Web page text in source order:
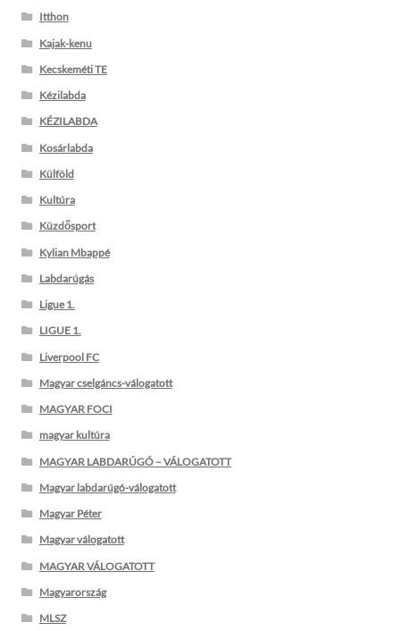
Itthon
Kajak-kenu
Kecskeméti TE
Kézilabda
KÉZILABDA
Kosárlabda
Külföld
Kultúra
Küzdősport
Kylian Mbappé
Labdarúgás
Ligue 1.
LIGUE 1.
Liverpool FC
Magyar cselgáncs-válogatott
MAGYAR FOCI
magyar kultúra
MAGYAR LABDARÚGÓ – VÁLOGATOTT
Magyar labdarúgó-válogatott
Magyar Péter
Magyar válogatott
MAGYAR VÁLOGATOTT
Magyarország
MLSZ